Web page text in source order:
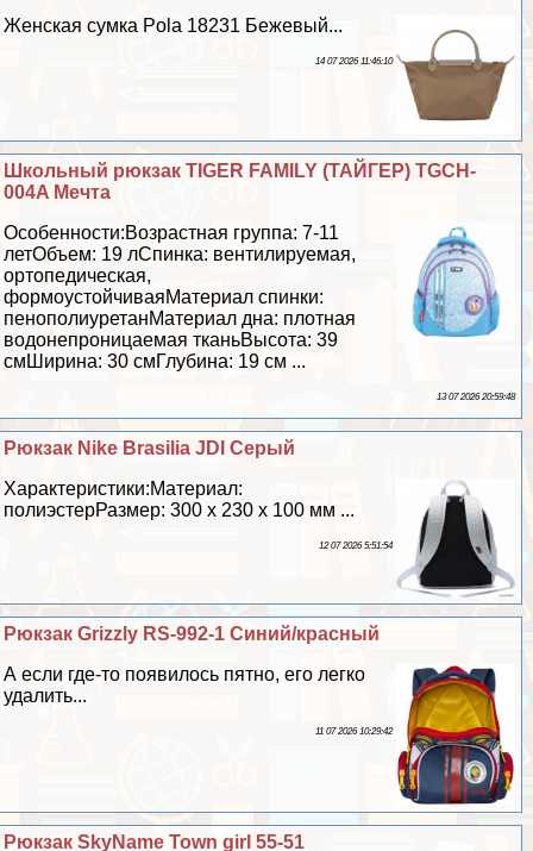
Женская сумка Pola 18231 Бежевый...
14 07 2026 11:46:10
Школьный рюкзак TIGER FAMILY (ТАЙГЕР) TGCH-
004A Мечта
Особенности:Возрастная группа: 7-11
летОбъем: 19 лСпинка: вентилируемая,
ортопедическая,
формоустойчиваяМатериал спинки:
пенополиуретанМатериал дна: плотная
водонепроницаемая тканьВысота: 39
смШирина: 30 смГлубина: 19 см ...
13 07 2026 20:59:48
Рюкзак Nike Brasilia JDI Серый
Хаpaктеристики:Материал:
полиэстерРазмер: 300 х 230 х 100 мм ...
12 07 2026 5:51:54
Рюкзак Grizzly RS-992-1 Синий/красный
А если где-то появилось пятно, его легко
удалить...
11 07 2026 10:29:42
Рюкзак SkyName Town girl 55-51